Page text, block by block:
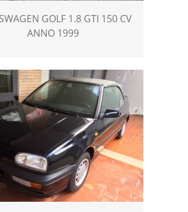
GOLF 1.8 GTI 150 CV
ANNO 1999